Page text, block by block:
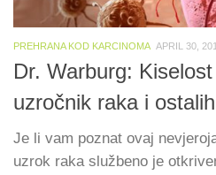
PREHRANA KOD KARCINOMA APRIL 30,
Dr. Warburg:
uzročnik raka i
Je li vam poznat ovaj
uzrok raka službeno je